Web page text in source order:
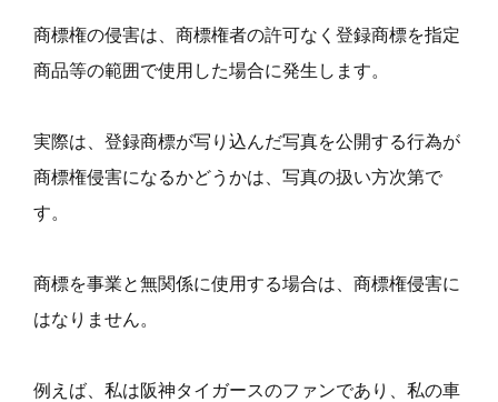
商標権の侵害は、商標権者の許可なく登録商標を指定
商品等の範囲で使用した場合に発生します。
実際は、登録商標が写り込んだ写真を公開する行為が
商標権侵害になるかどうかは、写真の扱い方次第で
す。
商標を事業と無関係に使用する場合は、商標権侵害に
はなりません。
例えば、私は阪神タイガースのファンであり、私の車